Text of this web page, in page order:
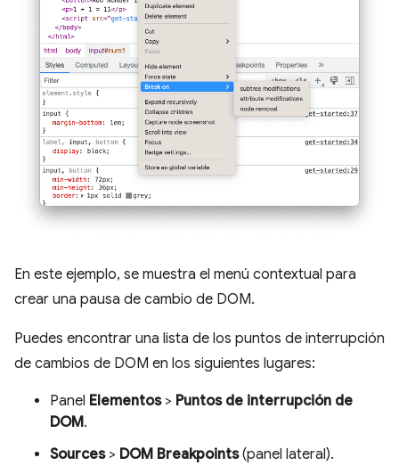
En este ejemplo, se muestra el menú contextual para
crear una pausa de cambio de DOM.
Puedes encontrar una lista de los puntos de interrupción
de cambios de DOM en los siguientes lugares:
Panel Elementos> Puntos de interrupción de
DOM.
Sources> DOM Breakpoints(panel lateral).